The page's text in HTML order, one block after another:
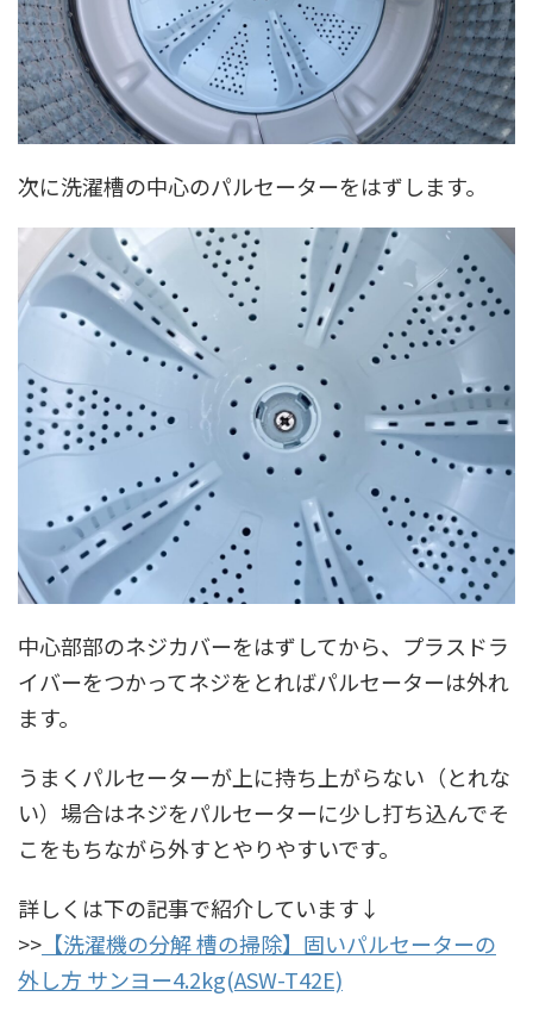
次に洗濯槽の中心のパルセーターをはずします。
中心部部のネジカバーをはずしてから、プラスドラ
イバーをつかってネジをとればパルセーターは外れ
ます。
うまくパルセーターが上に持ち上がらない（とれな
い）場合はネジをパルセーターに少し打ち込んでそ
こをもちながら外すとやりやすいです。
詳しくは下の記事で紹介しています↓
>> 【洗濯機の分解 槽の掃除】固いパルセーターの
外し方 サンヨー4.2kg(ASW-T42E)